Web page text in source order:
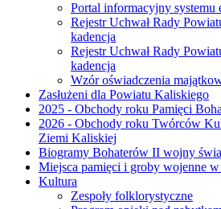
Portal informacyjny systemu
Rejestr Uchwał Rady
kadencja
Rejestr Uchwał Rady
kadencja
Wzór oświadczenia
Zasłużeni dla Powiatu Kaliskiego
2025 - Obchody roku Pamięci
2026 - Obchody roku Twórców
Ziemi Kaliskiej
Biogramy Bohaterów II wojny
Miejsca pamięci i groby wojenne
Kultura
Zespoły folklorystyczne